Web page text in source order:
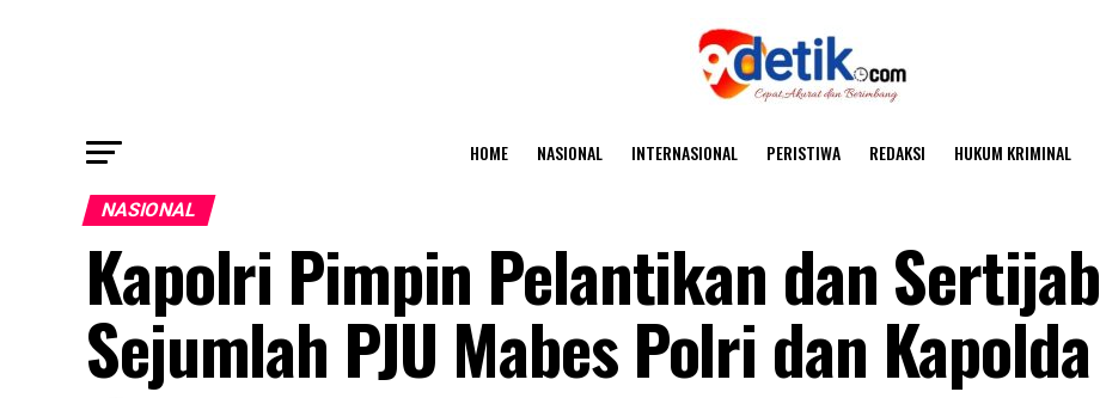
HOME NASIONAL INTERNASIONAL PERISTIWA REDAKSI HUKUM KRIMINAL
NASIONAL
Kapolri Pimpin Pelantikan dan Sertijab
Sejumlah PJU Mabes Polri dan Kapolda